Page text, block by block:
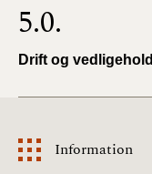
5.0.
Drift og vedligehold
Information